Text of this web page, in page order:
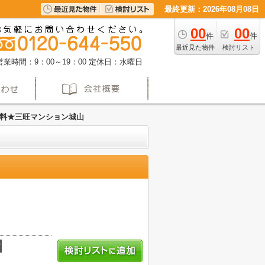
最終更新：2026年08月08日
00件
最近見た物件
00件
検討リスト
業時間：9：00～19：00 定休日：水曜日
★三旺マンション城山